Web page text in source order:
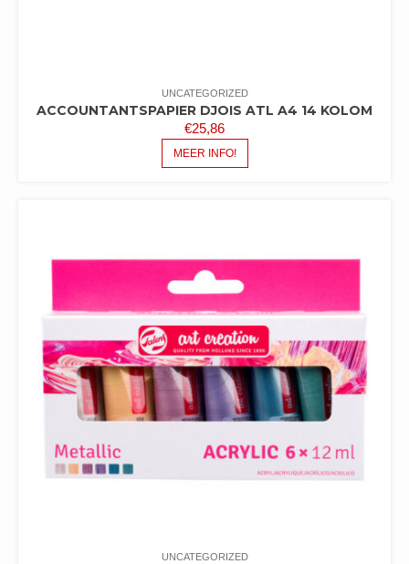
UNCATEGORIZED
ACCOUNTANTSPAPIER DJOIS ATL A4 14 KOLOM
€25,86
MEER INFO!
UNCATEGORIZED